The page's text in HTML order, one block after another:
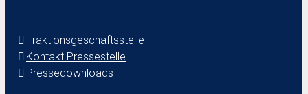
Fraktionsgeschäftsstelle
Kontakt Pressestelle
Pressedownloads